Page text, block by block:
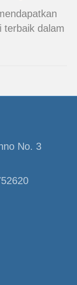
terbaik dalam
No. 3